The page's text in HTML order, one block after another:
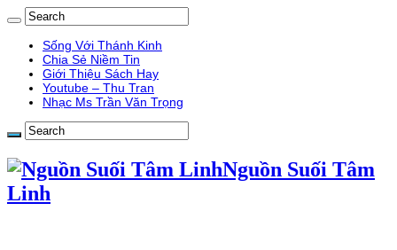
Sống Với Thánh Kinh
Chia Sẻ Niềm Tin
Giới Thiệu Sách Hay
Youtube – Thu Tran
Nhạc Ms Trần Văn Trọng
Nguồn Suối Tâm
Linh